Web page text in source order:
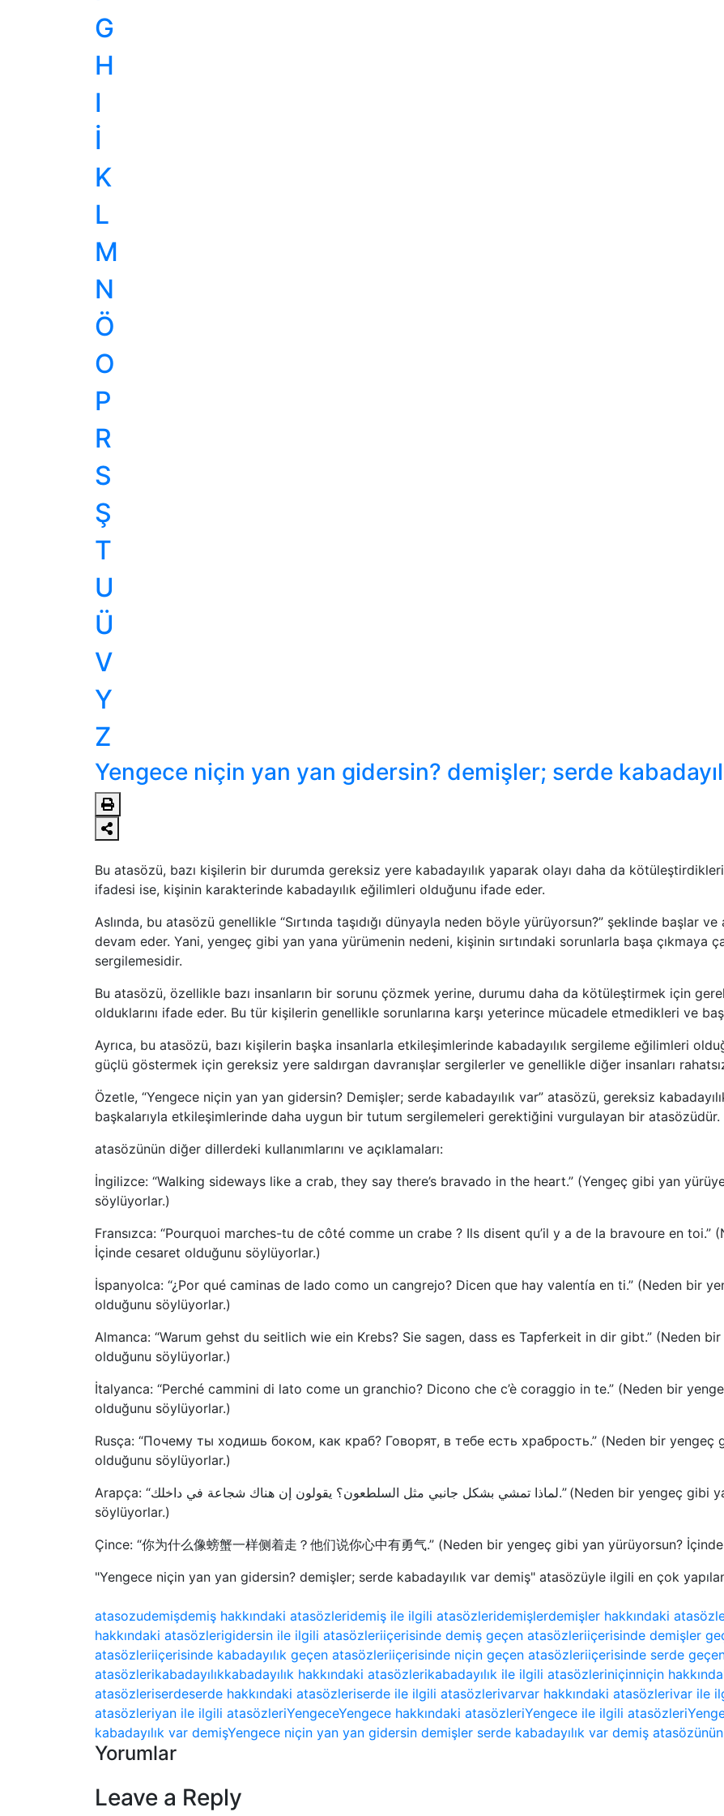
G
H
I
İ
K
L
M
N
Ö
O
P
R
S
Ş
T
U
Ü
V
Y
Z
Yengece niçin yan yan gidersin? demişler; serde
Bu atasözü, bazı kişilerin bir durumda gereksiz yere kabadayılık yaparak olayı daha da
ifadesi ise, kişinin karakterinde kabadayılık eğilimleri olduğunu ifade eder.
Aslında, bu atasözü genellikle “Sırtında taşıdığı dünyayla neden böyle yürüyorsun?” şeklinde başlar ve
devam eder. Yani, yengeç gibi yan yana yürümenin nedeni, kişinin sırtındaki sorunlarla başa çıkmaya
sergilemesidir.
Bu atasözü, özellikle bazı insanların bir sorunu çözmek yerine, durumu daha da kötüleştirmek için
olduklarını ifade eder. Bu tür kişilerin genellikle sorunlarına karşı yeterince mücadele etmedikleri ve
Ayrıca, bu atasözü, bazı kişilerin başka insanlarla etkileşimlerinde kabadayılık sergileme eğilimleri
güçlü göstermek için gereksiz yere saldırgan davranışlar sergilerler ve genellikle diğer insanları
Özetle, “Yengece niçin yan yan gidersin? Demişler; serde kabadayılık var” atasözü, gereksiz
başkalarıyla etkileşimlerinde daha uygun bir tutum sergilemeleri gerektiğini vurgulayan bir atasözüdür.
atasözünün diğer dillerdeki kullanımlarını ve açıklamaları:
İngilizce: “Walking sideways like a crab, they say there’s bravado in the heart.” (Yengeç gibi yan
söylüyorlar.)
Fransızca: “Pourquoi marches-tu de côté comme un crabe ? Ils disent qu’il y a de la bravoure en
İçinde cesaret olduğunu söylüyorlar.)
İspanyolca: “¿Por qué caminas de lado como un cangrejo? Dicen que hay valentía en ti.” (Neden bir
olduğunu söylüyorlar.)
Almanca: “Warum gehst du seitlich wie ein Krebs? Sie sagen, dass es Tapferkeit in dir gibt.” (Neden
olduğunu söylüyorlar.)
İtalyanca: “Perché cammini di lato come un granchio? Dicono che c’è coraggio in te.” (Neden bir
olduğunu söylüyorlar.)
Rusça: “Почему ты ходишь боком, как краб? Говорят, в тебе есть храбрость.” (Neden bir
olduğunu söylüyorlar.)
Arapça: “لماذا تمشي بشكل جانبي مثل السلطعون؟ يقولون إن هناك شجاعة في داخلك.” (Neden bir yengeç gibi yan yürüyorsun? İçinde cesaret olduğunu
söylüyorlar.)
Çince: “你为什么像螃蟹一样侧着走？他们说你心中有勇气.” (Neden bir yengeç gibi yan yürüyorsun?
"Yengece niçin yan yan gidersin? demişler; serde kabadayılık var demiş" atasözüyle ilgili en çok
atasozudemişdemiş hakkındaki atasözleridemiş ile ilgili atasözleridemişlerdemişler hakkındaki
hakkındaki atasözlerigidersin ile ilgili atasözleriiçerisinde demiş geçen atasözleriiçerisinde demişler
atasözleriiçerisinde kabadayılık geçen atasözleriiçerisinde niçin geçen atasözleriiçerisinde serde
atasözlerikabadayılıkkabadayılık hakkındaki atasözlerikabadayılık ile ilgili atasözleriniçinniçin
atasözleriserdeserde hakkındaki atasözleriserde ile ilgili atasözlerivarvar hakkındaki atasözlerivar ile
atasözleriyan ile ilgili atasözleriYengeceYengece hakkındaki atasözleriYengece ile ilgili atasözleri
kabadayılık var demişYengece niçin yan yan gidersin demişler serde kabadayılık var demiş atasözünün
Yorumlar
Leave a Reply